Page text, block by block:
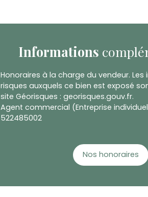
Informations
Honoraires à la charge du vendeur.
risques auxquels ce bien est exposé
site Géorisques : georisques.gouv.fr.
Agent commercial (Entreprise
522485002
Nos honoraires